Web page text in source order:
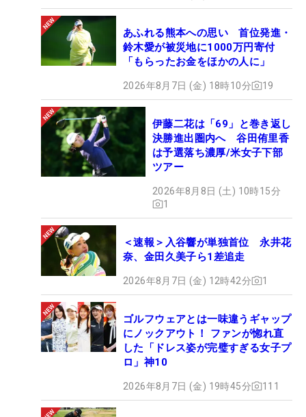
あふれる熊本への思い 首位発進・
鈴木愛が被災地に1000万円寄付
「もらったお金をほかの人に」
2026年8月7日 (金) 18時10分 19
伊藤二花は「69」と巻き返し
決勝進出圏内へ 谷田侑里香
は予選落ち濃厚/米女子下部
ツアー
2026年8月8日 (土) 10時15分
1
＜速報＞入谷響が単独首位 永井花
奈、金田久美子ら1差追走
2026年8月7日 (金) 12時42分 1
ゴルフウェアとは一味違うギャップ
にノックアウト！ ファンが惚れ直
した「ドレス姿が完璧すぎる女子プ
ロ」神10
2026年8月7日 (金) 19時45分 111